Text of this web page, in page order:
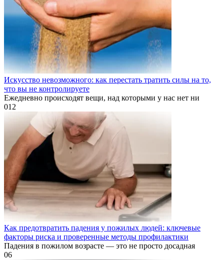
Искусство невозможного: как перестать тратить силы на то,
что вы не контролируете
Ежедневно происходят вещи, над которыми у нас нет ни
012
Как предотвратить падения у пожилых людей: ключевые
факторы риска и проверенные методы профилактики
Падения в пожилом возрасте — это не просто досадная
06